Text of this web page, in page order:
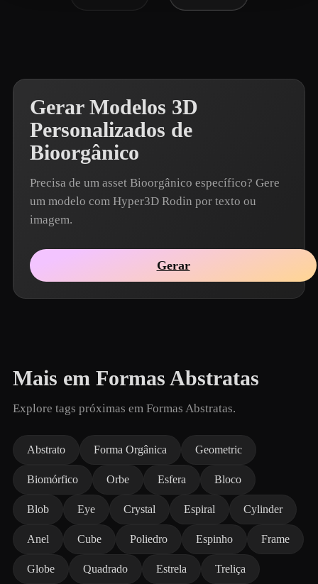
Gerar Modelos 3D
Personalizados de
Bioorgânico
Precisa de um asset Bioorgânico específico? Gere
um modelo com Hyper3D Rodin por texto ou
imagem.
Gerar
Mais em Formas Abstratas
Explore tags próximas em Formas Abstratas.
Abstrato Forma Orgânica Geometric
Biomórfico Orbe Esfera Bloco
Blob Eye Crystal Espiral Cylinder
Anel Cube Poliedro Espinho Frame
Globe Quadrado Estrela Treliça